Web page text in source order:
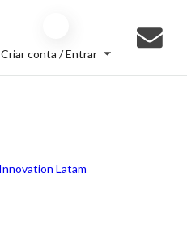
Criar conta / Entrar